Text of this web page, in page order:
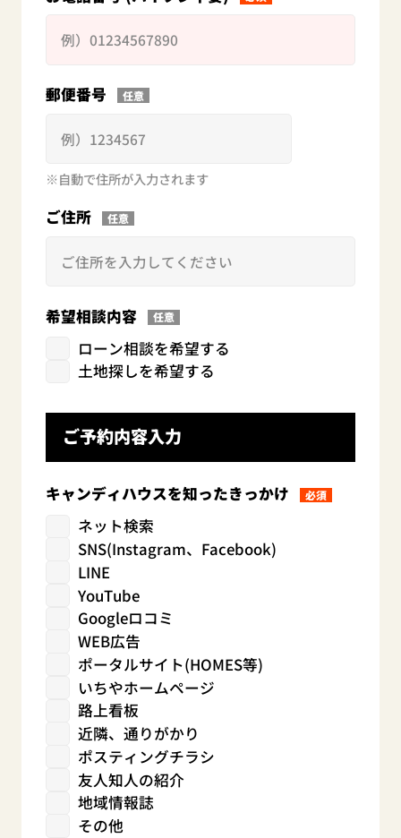
郵便番号 任意
自動で住所が入力されます
ご住所 任意
希望相談内容 任意
ローン相談を希望する
土地探しを希望する
ご予約内容入力
キャンディハウスを知ったきっかけ 必須
ネット検索
SNS(Instagram、Facebook)
LINE
YouTube
Googleロコミ
WEB広告
ポータルサイト(HOMES等)
いちやホームページ
路上看板
近隣、通りがかり
ポスティングチラシ
友人知人の紹介
地域情報誌
その他